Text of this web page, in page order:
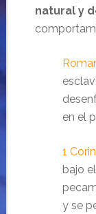
natural y
en el
1
bajo
y se